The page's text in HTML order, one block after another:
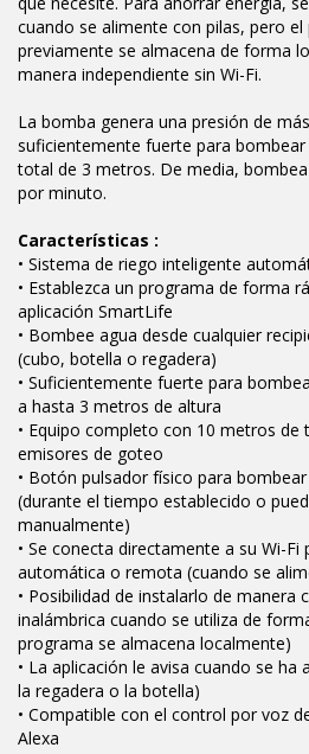
cuando se alimente con pilas, pero
previamente se almacena de forma
manera independiente sin Wi-Fi.
La bomba genera una presión de
suficientemente fuerte para
total de 3 metros. De media,
por minuto.
Características :
• Sistema de riego inteligente
• Establezca un programa de forma
aplicación SmartLife
• Bombee agua desde cualquier
(cubo, botella o regadera)
• Suficientemente fuerte para
a hasta 3 metros de altura
• Equipo completo con 10 metros
emisores de goteo
• Botón pulsador físico para
(durante el tiempo establecido o
manualmente)
• Se conecta directamente a su Wi-
automática o remota (cuando se
• Posibilidad de instalarlo de manera
inalámbrica cuando se utiliza de
programa se almacena localmente)
• La aplicación le avisa cuando se ha
la regadera o la botella)
• Compatible con el control por voz
Alexa